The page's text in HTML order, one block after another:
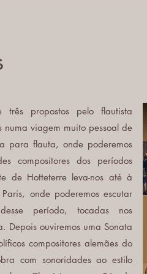
três propostos pelo flautista
numa viagem muito pessoal de
para flauta, onde poderemos
compositores dos períodos
de Hotteterre leva-nos até à
onde poderemos escutar
período, tocadas nos
Depois ouviremos uma Sonata
compositores alemães do
com sonoridades ao estilo